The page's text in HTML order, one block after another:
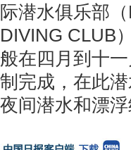
际潜水俱乐部
DIVING CLUB
般在四月到十
制完成，在此
夜间潜水和漂